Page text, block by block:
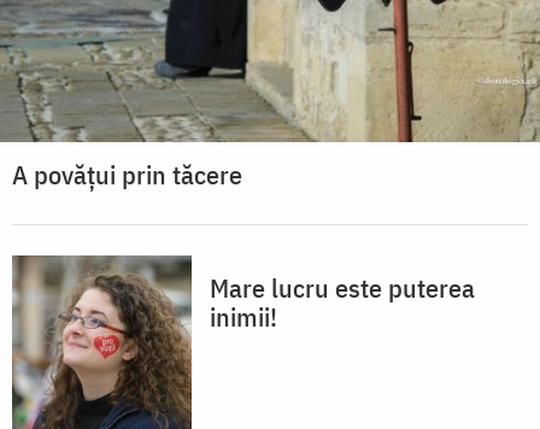
A povățui prin tăcere
Mare lucru este puterea
inimii!